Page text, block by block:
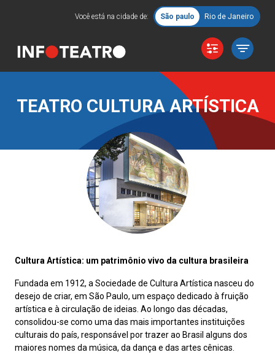
Você está na cidade de: São paulo Rio de Janeiro
TEATRO CULTURA ARTÍSTICA
Cultura Artística: um patrimônio vivo da cultura brasileira
Fundada em 1912, a Sociedade de Cultura Artística nasceu do
desejo de criar, em São Paulo, um espaço dedicado à fruição
artística e à circulação de ideias. Ao longo das décadas,
consolidou-se como uma das mais importantes instituições
culturais do país, responsável por trazer ao Brasil alguns dos
maiores nomes da música, da dança e das artes cênicas.